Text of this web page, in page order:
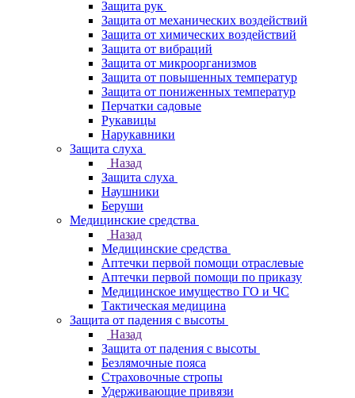
Защита рук
Защита от механических воздействий
Защита от химических воздействий
Защита от вибраций
Защита от микроорганизмов
Защита от повышенных температур
Защита от пониженных температур
Перчатки садовые
Рукавицы
Нарукавники
Защита слуха
Назад
Защита слуха
Наушники
Беруши
Медицинские средства
Назад
Медицинские средства
Аптечки первой помощи отраслевые
Аптечки первой помощи по приказу
Медицинское имущество ГО и ЧС
Тактическая медицина
Защита от падения с высоты
Назад
Защита от падения с высоты
Безлямочные пояса
Страховочные стропы
Удерживающие привязи